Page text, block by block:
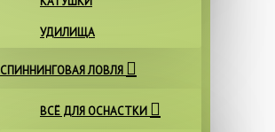
УДИЛИЩА
СПИННИНГОВАЯ ЛОВЛЯ
ВСЁ ДЛЯ ОСНАСТКИ